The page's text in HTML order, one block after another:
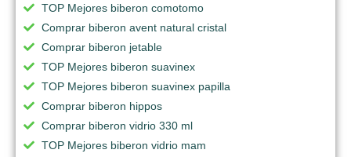
TOP Mejores biberon comotomo
Comprar biberon avent natural cristal
Comprar biberon jetable
TOP Mejores biberon suavinex
TOP Mejores biberon suavinex papilla
Comprar biberon hippos
Comprar biberon vidrio 330 ml
TOP Mejores biberon vidrio mam